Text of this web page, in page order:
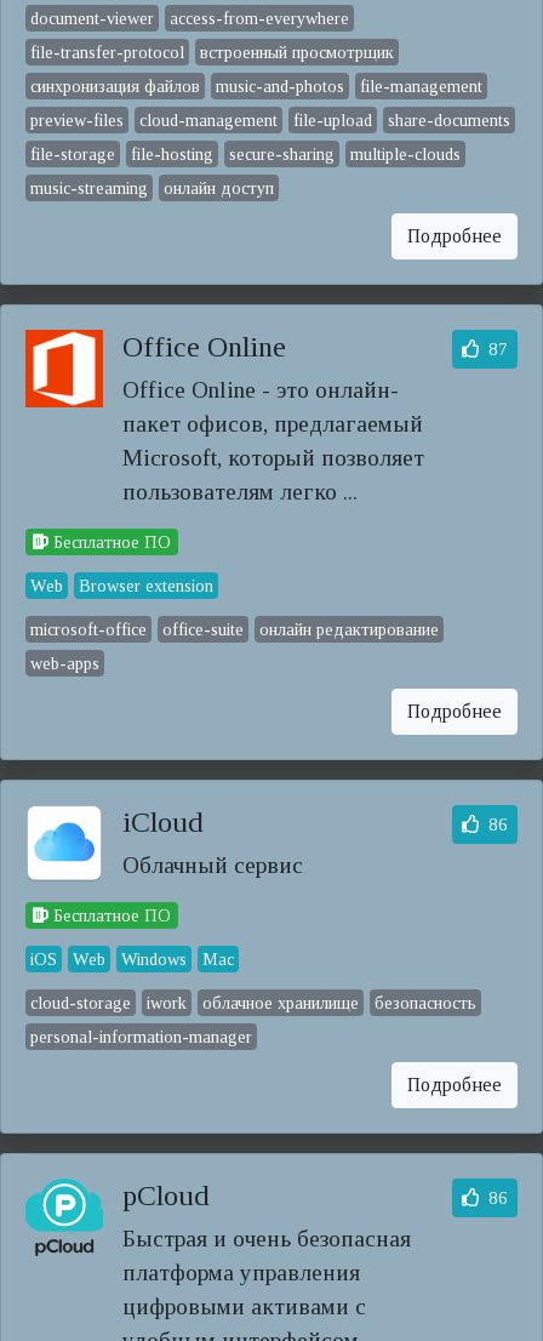
document-viewer
access-from-everywhere
file-transfer-protocol
встроенный просмотрщик
синхронизация файлов
music-and-photos
file-management
preview-files
cloud-management file-upload
share-documents
file-storage
file-hosting secure-sharing
multiple-clouds
music-streaming
онлайн доступ
Подробнее
Office Online
Office Online - это онлайн-
пакет офисов, предлагаемый
Microsoft, который позволяет
пользователям легко ...
87
Бесплатное ПО
Web Browser extension
microsoft-office office-suite
онлайн редактирование
web-apps
Подробнее
iCloud
Облачный сервис
86
Бесплатное ПО
iOS Web Windows Mac
cloud-storage iwork облачное хранилище
безопасность
personal-information-manager
Подробнее
pCloud
Быстрая и очень безопасная
платформа управления
цифровыми активами с
86